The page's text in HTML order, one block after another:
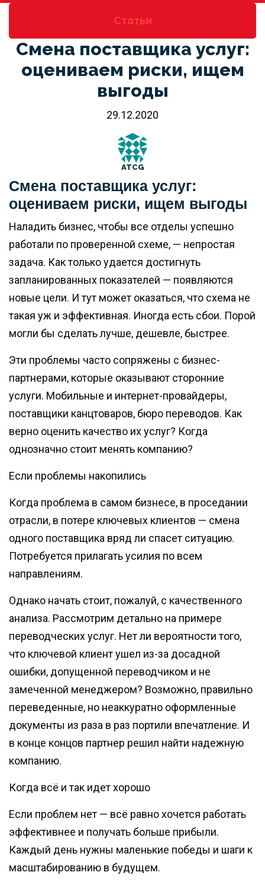
Статьи
Смена поставщика услуг:
оцениваем риски, ищем
выгоды
29.12.2020
ATCG
Смена поставщика услуг:
оцениваем риски, ищем выгоды
Наладить бизнес, чтобы все отделы успешно
работали по проверенной схеме, — непростая
задача. Как только удается достигнуть
запланированных показателей — появляются
новые цели. И тут может оказаться, что схема не
такая уж и эффективная. Иногда есть сбои. Порой
могли бы сделать лучше, дешевле, быстрее.
Эти проблемы часто сопряжены с бизнес-
партнерами, которые оказывают сторонние
услуги. Мобильные и интернет-провайдеры,
поставщики канцтоваров, бюро переводов. Как
верно оценить качество их услуг? Когда
однозначно стоит менять компанию?
Если проблемы накопились
Когда проблема в самом бизнесе, в проседании
отрасли, в потере ключевых клиентов — смена
одного поставщика вряд ли спасет ситуацию.
Потребуется прилагать усилия по всем
направлениям.
Однако начать стоит, пожалуй, с качественного
анализа. Рассмотрим детально на примере
переводческих услуг. Нет ли вероятности того,
что ключевой клиент ушел из-за досадной
ошибки, допущенной переводчиком и не
замеченной менеджером? Возможно, правильно
переведенные, но неаккуратно оформленные
документы из раза в раз портили впечатление. И
в конце концов партнер решил найти надежную
компанию.
Когда всё и так идет хорошо
Если проблем нет — всё равно хочется работать
эффективнее и получать больше прибыли.
Каждый день нужны маленькие победы и шаги к
масштабированию в будущем.